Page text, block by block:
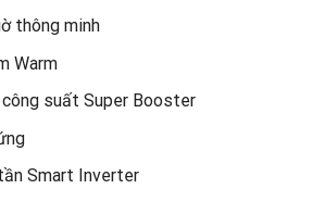
thông minh
Warm
công suất Super Booster
Smart Inverter